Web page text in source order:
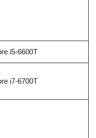
i5-6600T
i7-6700T